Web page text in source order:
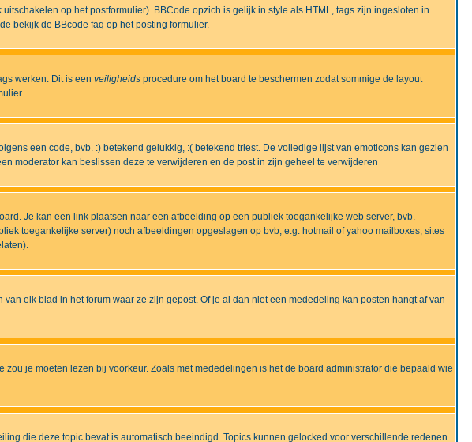
op het postformulier). BBCode opzich is gelijk in style als HTML, tags zijn ingesloten in
bekijk de BBcode faq op het posting formulier.
werken. Dit is een veiligheids procedure om het board te beschermen zodat sommige de layout
een code, bvb. :) betekend gelukkig, :( betekend triest. De volledige lijst van emoticons kan gezien
moderator kan beslissen deze te verwijderen en de post in zijn geheel te verwijderen
Je kan een link plaatsen naar een afbeelding op een publiek toegankelijke web server, bvb.
toegankelijke server) noch afbeeldingen opgeslagen op bvb, e.g. hotmail of yahoo mailboxes, sites
elk blad in het forum waar ze zijn gepost. Of je al dan niet een mededeling kan posten hangt af van
je moeten lezen bij voorkeur. Zoals met mededelingen is het de board administrator die bepaald wie
die deze topic bevat is automatisch beeindigd. Topics kunnen gelocked voor verschillende redenen.